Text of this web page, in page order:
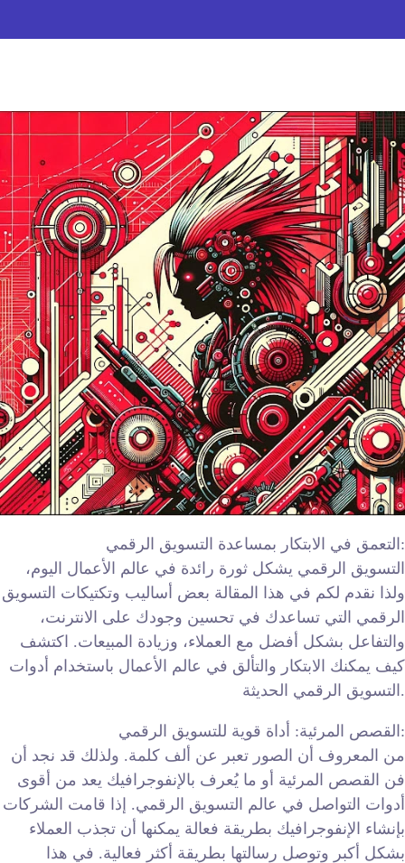
التعمق في الابتكار بمساعدة التسويق الرقمي:
التسويق الرقمي يشكل ثورة رائدة في عالم الأعمال اليوم،
ولذا نقدم لكم في هذا المقالة بعض أساليب وتكتيكات التسويق
الرقمي التي تساعدك في تحسين وجودك على الانترنت،
والتفاعل بشكل أفضل مع العملاء، وزيادة المبيعات. اكتشف
كيف يمكنك الابتكار والتألق في عالم الأعمال باستخدام أدوات
التسويق الرقمي الحديثة.
القصص المرئية: أداة قوية للتسويق الرقمي:
من المعروف أن الصور تعبر عن ألف كلمة. ولذلك قد نجد أن
فن القصص المرئية أو ما يُعرف بالإنفوجرافيك يعد من أقوى
أدوات التواصل في عالم التسويق الرقمي. إذا قامت الشركات
بإنشاء الإنفوجرافيك بطريقة فعالة يمكنها أن تجذب العملاء
بشكل أكبر وتوصل رسالتها بطريقة أكثر فعالية. في هذا